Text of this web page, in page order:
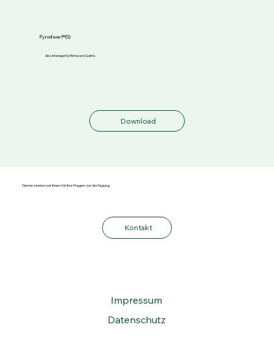
Pyrodwarf®(S)
die Unterlage für Birne und Quitte.
Download
Gerne stehen wir Ihnen für Ihre Fragen zur Verfügung.
Kontakt
Impressum
Datenschutz